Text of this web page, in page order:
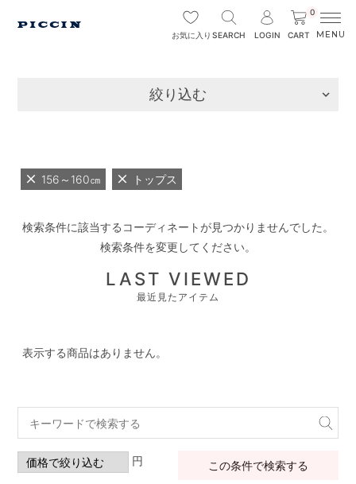
お気に入り SEARCH LOGIN
0
CART
絞り込む
156～160㎝ トップス
検索条件に該当するコーディネートが見つかりませんでした。
検索条件を変更してください。
LAST VIEWED
最近見たアイテム
表示する商品はありません。
円 この条件で検索する